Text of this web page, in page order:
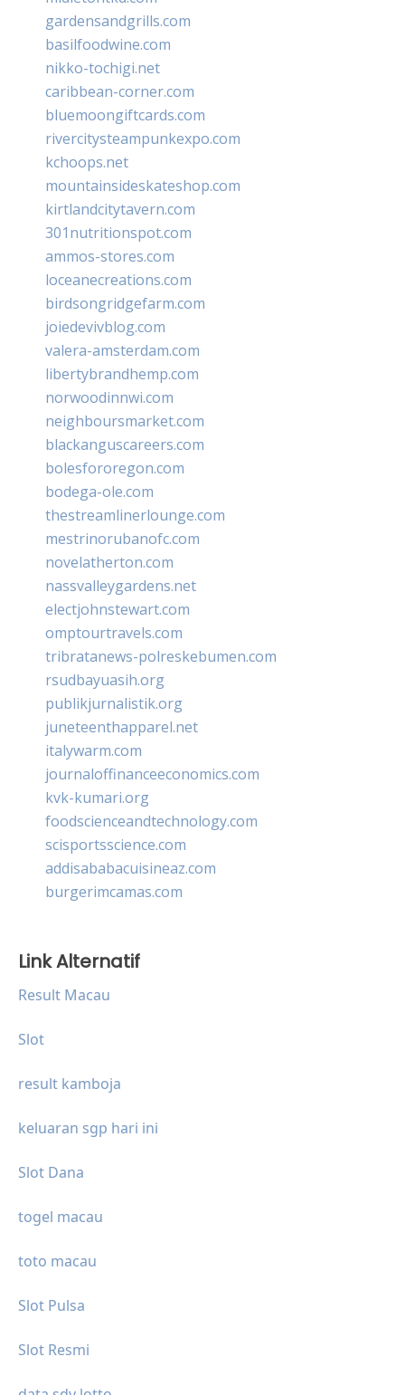
gardensandgrills.com
basilfoodwine.com
nikko-tochigi.net
caribbean-corner.com
bluemoongiftcards.com
rivercitysteampunkexpo.com
kchoops.net
mountainsideskateshop.com
kirtlandcitytavern.com
301nutritionspot.com
ammos-stores.com
loceanecreations.com
birdsongridgefarm.com
joiedevivblog.com
valera-amsterdam.com
libertybrandhemp.com
norwoodinnwi.com
neighboursmarket.com
blackanguscareers.com
bolesfororegon.com
bodega-ole.com
thestreamlinerlounge.com
mestrinorubanofc.com
novelatherton.com
nassvalleygardens.net
electjohnstewart.com
omptourtravels.com
tribratanews-polreskebumen.com
rsudbayuasih.org
publikjurnalistik.org
juneteenthapparel.net
italywarm.com
journaloffinanceeconomics.com
kvk-kumari.org
foodscienceandtechnology.com
scisportsscience.com
addisababacuisineaz.com
burgerimcamas.com
Link Alternatif
Result Macau
Slot
result kamboja
keluaran sgp hari ini
Slot Dana
togel macau
toto macau
Slot Pulsa
Slot Resmi